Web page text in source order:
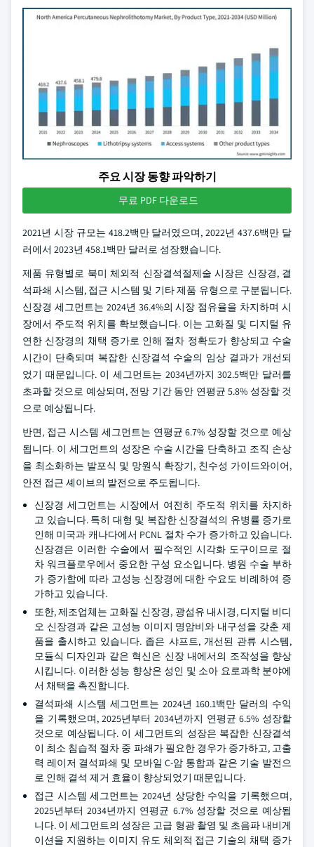
주요 시장 동향 파악하기
무료 PDF 다운로드
2021년 시장 규모는 418.2백만 달러였으며, 2022년 437.6백만 달
러에서 2023년 458.1백만 달러로 성장했습니다.
제품 유형별로 북미 체외적 신장결석절제술 시장은 신장경, 결
석파쇄 시스템, 접근 시스템 및 기타 제품 유형으로 구분됩니다.
신장경 세그먼트는 2024년 36.4%의 시장 점유율을 차지하며 시
장에서 주도적 위치를 확보했습니다. 이는 고화질 및 디지털 유
연한 신장경의 채택 증가로 인해 절차 정확도가 향상되고 수술
시간이 단축되며 복잡한 신장결석 수술의 임상 결과가 개선되
었기 때문입니다. 이 세그먼트는 2034년까지 302.5백만 달러를
초과할 것으로 예상되며, 전망 기간 동안 연평균 5.8% 성장할 것
으로 예상됩니다.
반면, 접근 시스템 세그먼트는 연평균 6.7% 성장할 것으로 예상
됩니다. 이 세그먼트의 성장은 수술 시간을 단축하고 조직 손상
을 최소화하는 발포식 및 망원식 확장기, 친수성 가이드와이어,
안전 접근 셰이브의 발전으로 주도됩니다.
신장경 세그먼트는 시장에서 여전히 주도적 위치를 차지하
고 있습니다. 특히 대형 및 복잡한 신장결석의 유병률 증가로
인해 미국과 캐나다에서 PCNL 절차 수가 증가하고 있습니다.
신장경은 이러한 수술에서 필수적인 시각화 도구이므로 절
차 워크플로우에서 중요한 구성 요소입니다. 병원 수술 부하
가 증가함에 따라 고성능 신장경에 대한 수요도 비례하여 증
가하고 있습니다.
또한, 제조업체는 고화질 신장경, 광섬유 내시경, 디지털 비디
오 신장경과 같은 고성능 이미지 명암비와 내구성을 갖춘 제
품을 출시하고 있습니다. 좁은 샤프트, 개선된 관류 시스템,
모듈식 디자인과 같은 혁신은 신장 내에서의 조작성을 향상
시킵니다. 이러한 성능 향상은 성인 및 소아 요로과학 분야에
서 채택을 촉진합니다.
결석파쇄 시스템 세그먼트는 2024년 160.1백만 달러의 수익
을 기록했으며, 2025년부터 2034년까지 연평균 6.5% 성장할
것으로 예상됩니다. 이 세그먼트의 성장은 복잡한 신장결석
이 최소 침습적 절차 중 파쇄가 필요한 경우가 증가하고, 고출
력 레이저 결석파쇄 및 모바일 C-암 통합과 같은 기술 발전으
로 인해 결석 제거 효율이 향상되었기 때문입니다.
접근 시스템 세그먼트는 2024년 상당한 수익을 기록했으며,
2025년부터 2034년까지 연평균 6.7% 성장할 것으로 예상됩
니다. 이 세그먼트의 성장은 고급 형광 촬영 및 초음파 내비게
이션을 지원하는 이미지 유도 체외적 접근 기술의 채택 증가